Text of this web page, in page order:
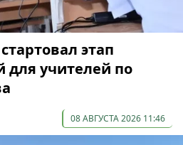
этап
для учителей по
08 АВГУСТА 2026 11:46